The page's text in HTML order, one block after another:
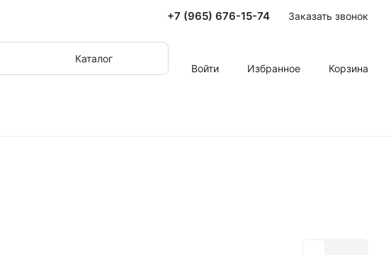
+7 (965) 676-15-74 Заказать звонок
Каталог
Войти
Избранное Корзина